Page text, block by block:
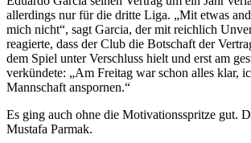
allerdings nur für die dritte Liga. „Mit etwas
mich nicht“, sagt Garcia, der mit reichlich
reagierte, dass der Club die Botschaft der
dem Spiel unter Verschluss hielt und erst am
verkündete: „Am Freitag war schon alles klar,
Mannschaft anspornen.“
Es ging auch ohne die Motivationsspritze gut.
Mustafa Parmak.